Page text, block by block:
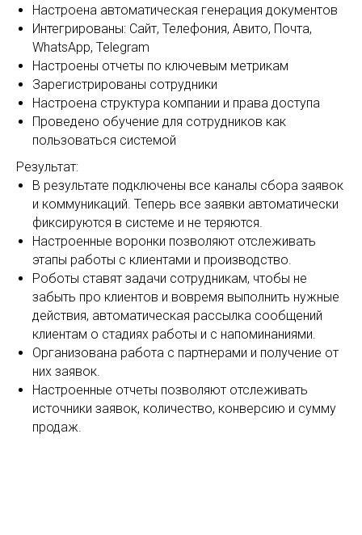
Настроена автоматическая генерация документов
Интегрированы: Сайт, Телефония, Авито, Почта,
WhatsApp, Telegram
Настроены отчеты по ключевым метрикам
Зарегистрированы сотрудники
Настроена структура компании и права доступа
Проведено обучение для сотрудников как
пользоваться системой
Результат:
В результате подключены все каналы сбора заявок
и коммуникаций. Теперь все заявки автоматически
фиксируются в системе и не теряются.
Настроенные воронки позволяют отслеживать
этапы работы с клиентами и производство.
Роботы ставят задачи сотрудникам, чтобы не
забыть про клиентов и вовремя выполнить нужные
действия, автоматическая рассылка сообщений
клиентам о стадиях работы и с напоминаниями.
Организована работа с партнерами и получение от
них заявок.
Настроенные отчеты позволяют отслеживать
источники заявок, количество, конверсию и сумму
продаж.